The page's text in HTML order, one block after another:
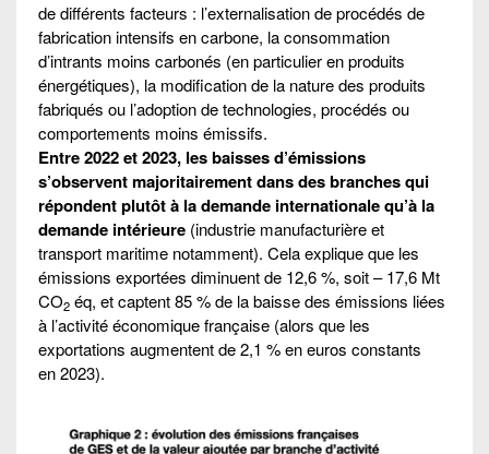
de différents facteurs : l’externalisation de procédés de
fabrication intensifs en carbone, la consommation
d’intrants moins carbonés (en particulier en produits
énergétiques), la modification de la nature des produits
fabriqués ou l’adoption de technologies, procédés ou
comportements moins émissifs.
Entre 2022 et 2023, les baisses d’émissions
s’observent majoritairement dans des branches qui
répondent plutôt à la demande internationale qu’à la
demande intérieure (industrie manufacturière et
transport maritime notamment). Cela explique que les
émissions exportées diminuent de 12,6 %, soit – 17,6 Mt
CO2 éq, et captent 85 % de la baisse des émissions liées
à l’activité économique française (alors que les
exportations augmentent de 2,1 % en euros constants
en 2023).